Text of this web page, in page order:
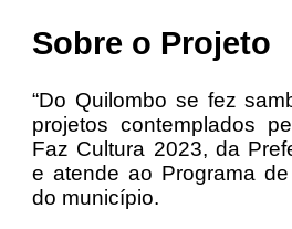
Sobre o Projeto
“Do Quilombo se fez
projetos contemplados
Faz Cultura 2023, da
e atende ao Programa
do município.